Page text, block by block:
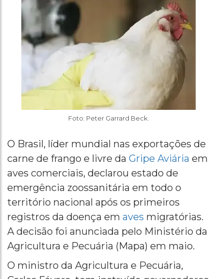
Foto: Peter Garrard Beck.
O Brasil, líder mundial nas exportações de
carne de frango e livre da Gripe Aviária em
aves comerciais, declarou estado de
emergência zoossanitária em todo o
território nacional após os primeiros
registros da doença em aves migratórias.
A decisão foi anunciada pelo Ministério da
Agricultura e Pecuária (Mapa) em maio.
O ministro da Agricultura e Pecuária,